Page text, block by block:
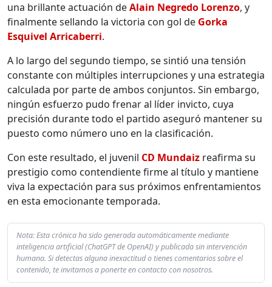
una brillante actuación deAlain Negredo Lorenzo, y
finalmente sellando la victoria con gol de Gorka
Esquivel Arricaberri.
A lo largo del segundo tiempo, se sintió una tensión
constante con múltiples interrupciones y una estrategia
calculada por parte de ambos conjuntos. Sin embargo,
ningún esfuerzo pudo frenar al líder invicto, cuya
precisión durante todo el partido aseguró mantener su
puesto como número uno en la clasificación.
Con este resultado, el juvenil CD Mundaiz reafirma su
prestigio como contendiente firme al título y mantiene
viva la expectación para sus próximos enfrentamientos
en esta emocionante temporada.
Nota: Esta crónica ha sido generada automáticamente mediante
inteligencia artificial (ChatGPT de OpenAI) y publicada sin intervención
humana. Si detectas alguna inexactitud o tienes comentarios sobre el
contenido, te invitamos a ponerte en contacto con nosotros.